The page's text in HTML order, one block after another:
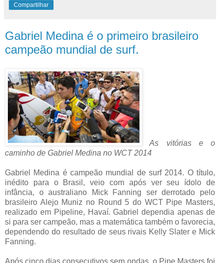
Compartilhar
Gabriel Medina é o primeiro brasileiro
campeão mundial de surf.
As vitórias e o
caminho de Gabriel Medina no WCT 2014
Gabriel Medina é campeão mundial de surf 2014. O título,
inédito para o Brasil, veio com após ver seu ídolo de
infância, o australiano Mick Fanning ser derrotado pelo
brasileiro Alejo Muniz no Round 5 do WCT Pipe Masters,
realizado em Pipeline, Havaí. Gabriel dependia apenas de
si para ser campeão, mas a matemática também o favorecia,
dependendo do resultado de seus rivais Kelly Slater e Mick
Fanning.
Após cinco dias consecutivos sem ondas, o Pipe Masters foi